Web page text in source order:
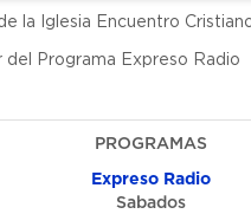
la Iglesia Encuentro
del Programa Expreso Radio
PROGRAMAS
Expreso Radio
Sabados